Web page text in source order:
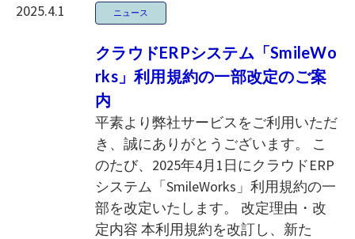
2025.4.1 ニュース
クラウドERPシステム「SmileWo
rks」利用規約の一部改定のご案
内
平素より弊社サービスをご利用いただ
き、誠にありがとうございます。 こ
のたび、2025年4月1日にクラウドERP
システム「SmileWorks」利用規約の一
部を改定いたします。 改定理由・改
定内容 本利用規約を改訂し、新た